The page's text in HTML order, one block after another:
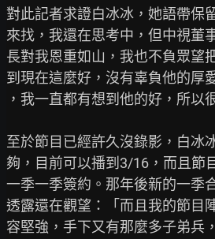
對此記者求證白冰冰，她語帶保
來找，我還在思考中，但中視董
長對我恩重如山，我也不負眾望
到現在這麼好，沒有辜負他的厚
，我一直都有想到他的好，所以
至於節目已經許久沒錄影，白冰
夠，目前可以播到3/16，而且節
一季一季簽約。那年後新的一季
透露還在觀望：「而且我的節目
容堅強，手下又有那麼多子弟兵